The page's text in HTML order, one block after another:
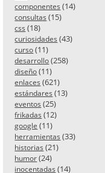
componentes (14)
consultas (15)
css (18)
curiosidades (43)
curso (11)
desarrollo (258)
diseño (11)
enlaces (621)
estándares (13)
eventos (25)
frikadas (12)
google (11)
herramientas (33)
historias (21)
humor (24)
inocentadas (14)